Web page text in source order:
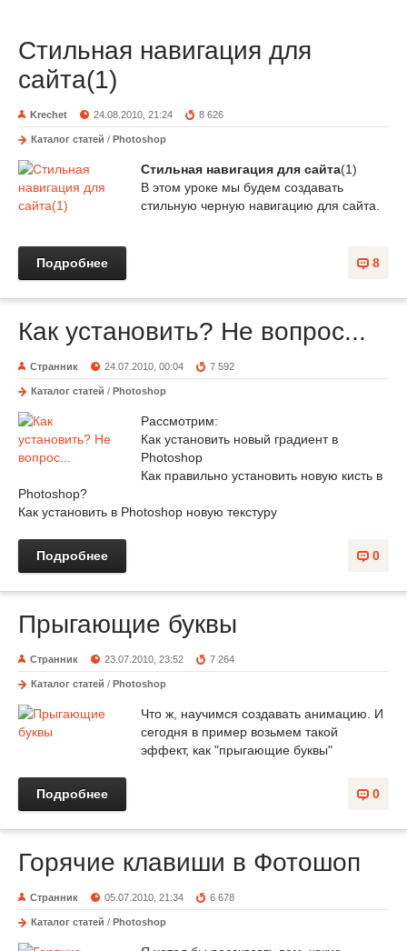
Стильная навигация для
сайта(1)
Krechet 24.08.2010, 21:24 8 626
Каталог статей / Photoshop
Стильная навигация для сайта(1)
В этом уроке мы будем создавать
стильную черную навигацию для сайта.
8
Подробнее
Как установить? Не вопрос...
Странник 24.07.2010, 00:04 7 592
Каталог статей / Photoshop
Рассмотрим:
Как установить новый градиент в
Photoshop
Как правильно установить новую кисть в
Photoshop?
Как установить в Photoshop новую текстуру
0
Подробнее
Прыгающие буквы
Странник 23.07.2010, 23:52 7 264
Каталог статей / Photoshop
Что ж, научимся создавать анимацию. И
сегодня в пример возьмем такой
эффект, как "прыгающие буквы"
0
Подробнее
Горячие клавиши в Фотошоп
Странник 05.07.2010, 21:34 6 678
Каталог статей / Photoshop